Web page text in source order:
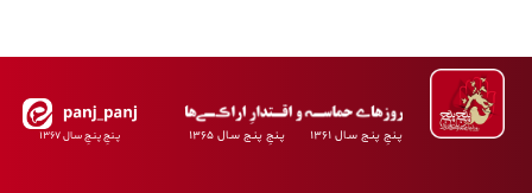
پـنجِ پنـج سـال ۱۳۶۱ پـنجِ پنـج سـال ۱۳۶۵ پـنجِ پنـجِ سـال ۱۳۶۷